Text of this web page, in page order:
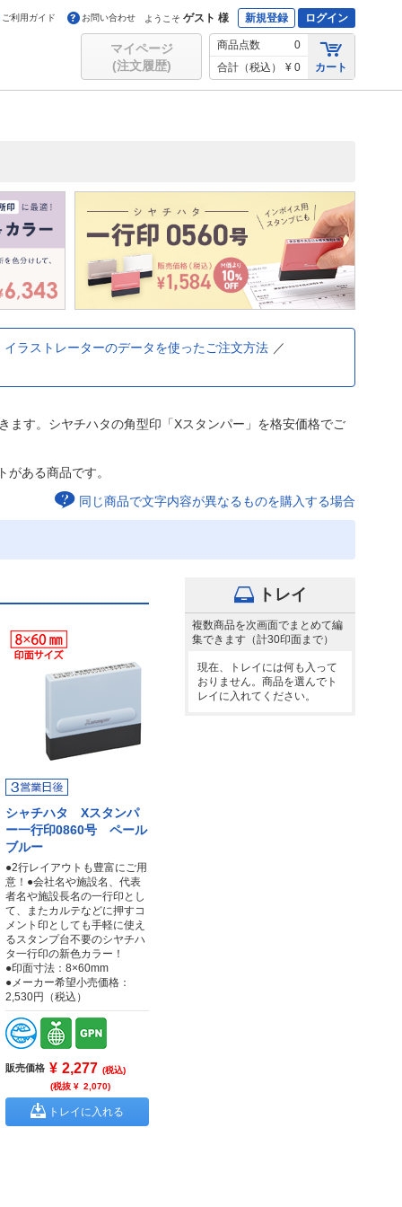
ご利用ガイド お問い合わせ ようこそ ゲスト 様 新規登録 ログイン
マイページ
(注文履歴)
商品点数
0
合計（税込）
¥ 0 カート
イラストレーターのデータを使ったご注文方法
ます。シヤチハタの角型印「Xスタンパー」を格安価格でご
ある商品です。
同じ商品で文字内容が異なるものを購入する場合
シャチハタ Xスタンパ
ー一行印0860号 ペール
ブルー
●2行レイアウトも豊富にご用
意！●会社名や施設名、代表
者名や施設長名の一行印とし
て、またカルテなどに押すコ
メント印としても手軽に使え
るスタンプ台不要のシヤチハ
タ一行印の新色カラー！
●印面寸法：8×60mm
●メーカー希望小売価格：
2,530円（税込）
販売価格 ¥ 2,277 (税込)
(税抜 ¥ 2,070)
トレイに入れる
トレイ
複数商品を次画面でまとめて編
集できます（計30印面まで）
現在、トレイには何も入って
おりません。商品を選んでト
レイに入れてください。